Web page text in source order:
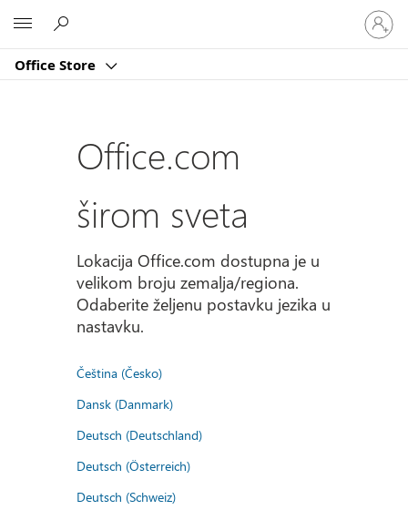
Office Store
Prijavite
se
na
Office.com
širom sveta
Lokacija Office.com dostupna je u
velikom broju zemalja/regiona.
Odaberite željenu postavku jezika u
nastavku.
Čeština (Česko)
Dansk (Danmark)
Deutsch (Deutschland)
Deutsch (Österreich)
Deutsch (Schweiz)